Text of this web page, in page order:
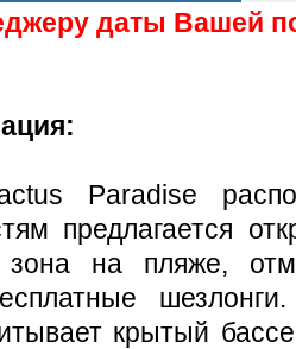
даты Вашей
Paradise
предлагается
зона на пляже,
крытый